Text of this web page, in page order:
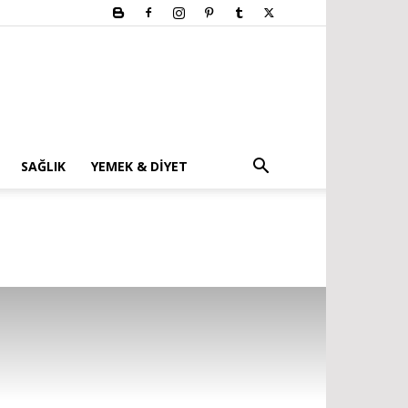
SAĞLIK YEMEK & DIYET